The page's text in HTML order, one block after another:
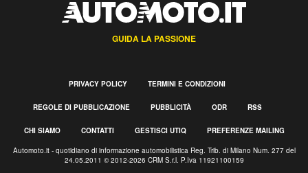
GUIDA LA PASSIONE
PRIVACY POLICY TERMINI E CONDIZIONI
REGOLE DI PUBBLICAZIONE PUBBLICITÀ ODR RSS
CHI SIAMO CONTATTI GESTISCI UTIQ PREFERENZE MAILING
Automoto.it - quotidiano di informazione automobilistica Reg. Trib. di Milano Num. 277 del
24.05.2011 © 2012-2026 CRM S.r.l. P.Iva 11921100159